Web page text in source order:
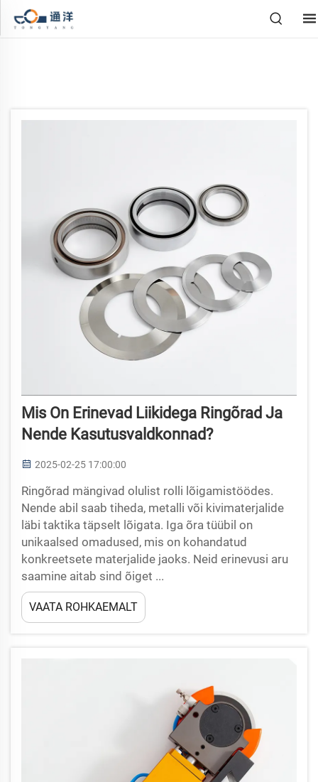
Mis On Erinevad Liikidega Ringõrad Ja
Nende Kasutusvaldkonnad?
2025-02-25 17:00:00
Ringõrad mängivad olulist rolli lõigamistöödes.
Nende abil saab tiheda, metalli või kivimaterjalide
läbi taktika täpselt lõigata. Iga õra tüübil on
unikaalsed omadused, mis on kohandatud
konkreetsete materjalide jaoks. Neid erinevusi aru
saamine aitab sind õiget ...
VAATA ROHKAEMALT